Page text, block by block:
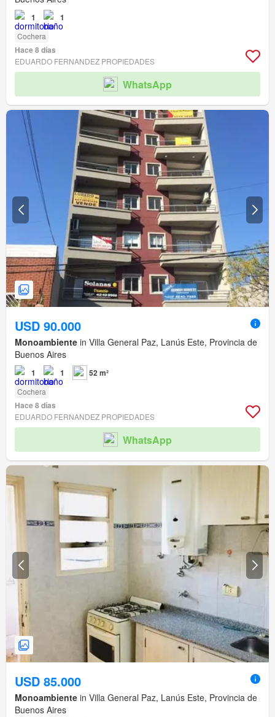
1 1
Cochera
Hace 8 días
EDUARDO FERNANDEZ PROPIEDADES
WhatsApp
USD 90.000
Monoambiente in Villa General Paz, Lanús Este, Provincia de
Buenos Aires
1 1 52 m²
Cochera
Hace 8 días
EDUARDO FERNANDEZ PROPIEDADES
WhatsApp
USD 85.000
Monoambiente in Villa General Paz, Lanús Este, Provincia de
Buenos Aires